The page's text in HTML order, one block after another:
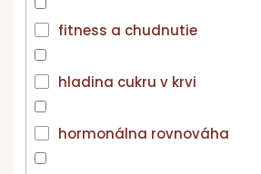
fitness a chudnutie
hladina cukru v krvi
hormonálna rovnováha